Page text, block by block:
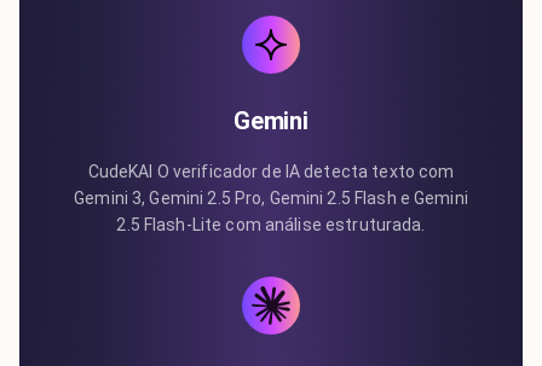
Gemini
CudeKAI O verificador de IA detecta texto com
Gemini 3, Gemini 2.5 Pro, Gemini 2.5 Flash e Gemini
2.5 Flash-Lite com análise estruturada.